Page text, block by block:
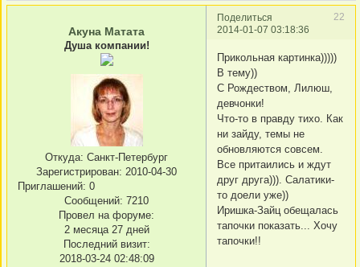
Поделиться
22
2014-01-07 03:18:36
Акуна Матата
Душа компании!
Откуда: Санкт-Петербург
Зарегистрирован: 2010-04-30
Приглашений: 0
Сообщений: 7210
Провел на форуме:
2 месяца 27 дней
Последний визит:
2018-03-24 02:48:09
Прикольная картинка)))))
В тему))
С Рождеством, Лилюш,
девчонки!
Что-то в правду тихо. Как
ни зайду, темы не
обновляются совсем.
Все притаились и ждут
друг друга))). Салатики-
то доели уже))
Иришка-Зайц обещалась
тапочки показать... Хочу
тапочки!!